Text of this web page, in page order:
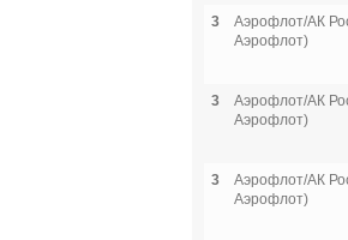
3
Аэрофлот/АК
Аэрофлот)
3
Аэрофлот/АК
Аэрофлот)
3
Аэрофлот/АК
Аэрофлот)